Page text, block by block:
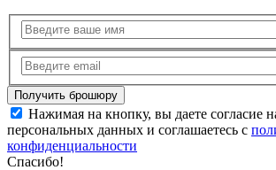
Нажимая на кнопку, вы даете согласие
персональных данных и соглашаетесь с
конфиденциальности
Спасибо!